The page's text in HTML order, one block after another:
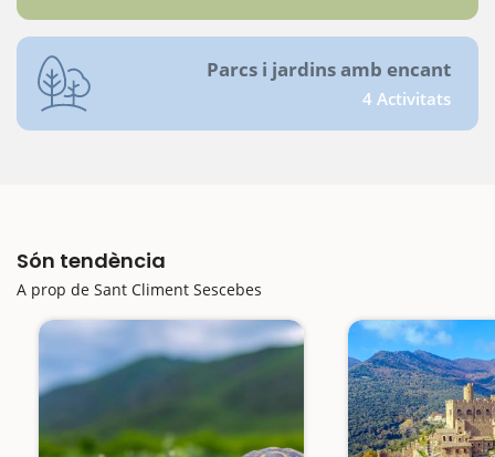
Parcs i jardins amb encant
4 Activitats
Són tendència
A prop de Sant Climent Sescebes